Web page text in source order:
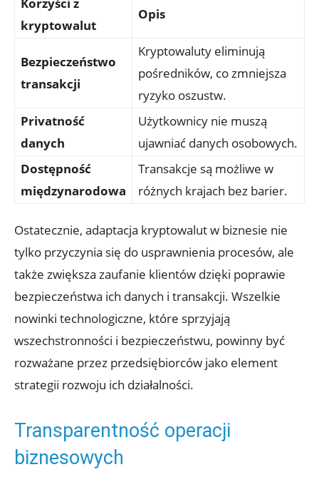
kryptowalut
Opis
Bezpieczeństwo⁤
transakcji
Kryptowaluty eliminują ​
pośredników, co zmniejsza
ryzyko oszustw.
Privatność
danych
Użytkownicy nie muszą
‌ujawniać danych ‍osobowych.
Dostępność
międzynarodowa
Transakcje są możliwe w
różnych krajach bez ‌barier.
Ostatecznie, adaptacja kryptowalut w biznesie ⁢nie
tylko ⁤przyczynia się do usprawnienia procesów, ale
także zwiększa zaufanie klientów⁣ dzięki ‌poprawie
bezpieczeństwa⁢ ich danych⁢ i transakcji. Wszelkie
nowinki⁣ technologiczne,⁤ które sprzyjają
wszechstronności i bezpieczeństwu, ⁣powinny‍ być
rozważane ⁢przez przedsiębiorców jako ⁣element
⁣strategii rozwoju ich ​działalności.
Transparentność operacji
biznesowych